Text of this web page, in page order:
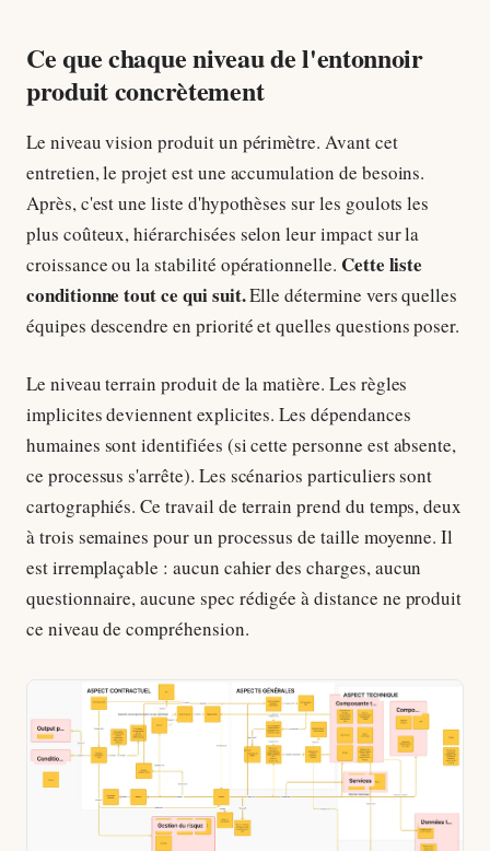
Ce que chaque niveau de l'entonnoir
produit concrètement
Le niveau vision produit un périmètre. Avant cet
entretien, le projet est une accumulation de besoins.
Après, c'est une liste d'hypothèses sur les goulots les
plus coûteux, hiérarchisées selon leur impact sur la
croissance ou la stabilité opérationnelle. Cette liste
conditionne tout ce qui suit.Elle détermine vers quelles
équipes descendre en priorité et quelles questions poser.
Le niveau terrain produit de la matière. Les règles
implicites deviennent explicites. Les dépendances
humaines sont identifiées (si cette personne est absente,
ce processus s'arrête). Les scénarios particuliers sont
cartographiés. Ce travail de terrain prend du temps, deux
à trois semaines pour un processus de taille moyenne. Il
est irremplaçable : aucun cahier des charges, aucun
questionnaire, aucune spec rédigée à distance ne produit
ce niveau de compréhension.